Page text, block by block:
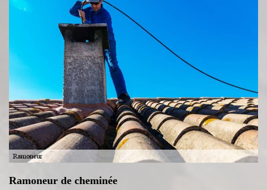
Ramoneur de cheminée